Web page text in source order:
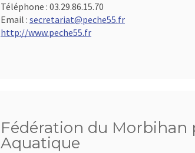
Téléphone : 03.29.86.15.70
Email : secretariat@peche55.fr
http://www.peche55.fr
Fédération du Morbihan
Aquatique